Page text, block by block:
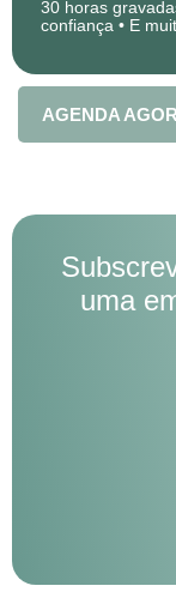
30 horas
confiança • E
AGENDA
uma